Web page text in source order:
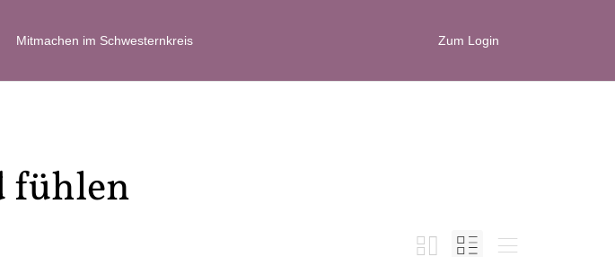
Mitmachen im Schwesternkreis Zum Login
fühlen